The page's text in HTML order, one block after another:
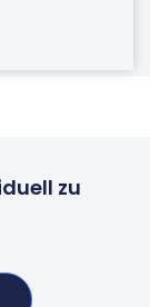
zu